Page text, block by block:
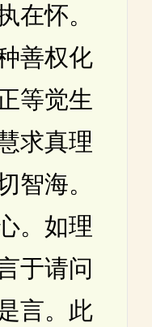
在怀。
善权化
等觉生
求真理
智海。
。如理
于请问
言。此